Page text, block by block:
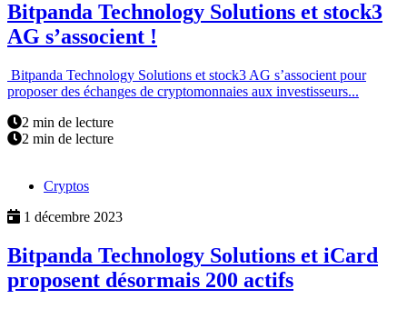
Bitpanda Technology Solutions et stock3
AG s’associent !
Bitpanda Technology Solutions et stock3 AG s’associent pour
proposer des échanges de cryptomonnaies aux investisseurs...
2 min de lecture
2 min de lecture
Cryptos
1 décembre 2023
Bitpanda Technology Solutions et iCard
proposent désormais 200 actifs